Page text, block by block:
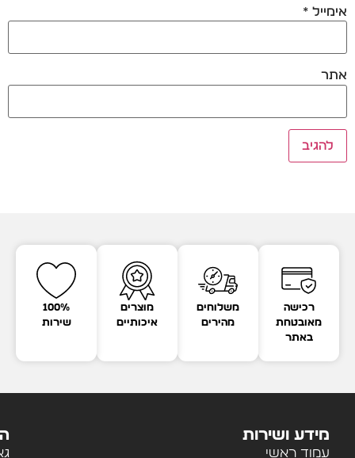
אימייל *
אתר
רכישה
מאובטחת
באתר
משלוחים
מהירים
מוצרים
איכותיים
100%
שירות
מידע ושירות
עמוד ראשי